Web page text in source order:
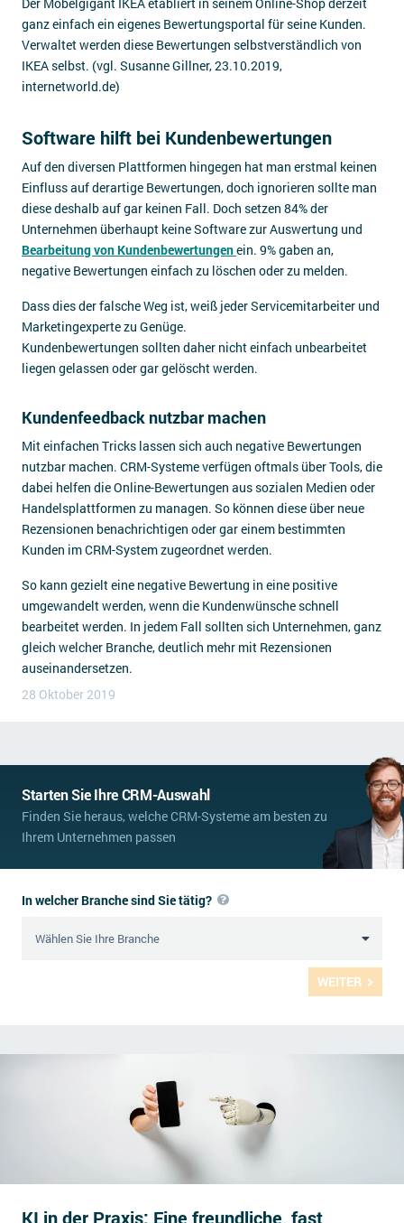
ganz einfach ein eigenes Bewertungsportal für seine Kunden.
Verwaltet werden diese Bewertungen selbstverständlich von
IKEA selbst. (vgl. Susanne Gillner, 23.10.2019,
internetworld.de)
Software hilft bei Kundenbewertungen
Auf den diversen Plattformen hingegen hat man erstmal keinen
Einfluss auf derartige Bewertungen, doch ignorieren sollte man
diese deshalb auf gar keinen Fall. Doch setzen 84% der
Unternehmen überhaupt keine Software zur Auswertung und
Bearbeitung von Kundenbewertungenein. 9% gaben an,
negative Bewertungen einfach zu löschen oder zu melden.
Dass dies der falsche Weg ist, weiß jeder Servicemitarbeiter und
Marketingexperte zu Genüge.
Kundenbewertungen sollten daher nicht einfach unbearbeitet
liegen gelassen oder gar gelöscht werden.
Kundenfeedback nutzbar machen
Mit einfachen Tricks lassen sich auch negative Bewertungen
nutzbar machen. CRM-Systeme verfügen oftmals über Tools, die
dabei helfen die Online-Bewertungen aus sozialen Medien oder
Handelsplattformen zu managen. So können diese über neue
Rezensionen benachrichtigen oder gar einem bestimmten
Kunden im CRM-System zugeordnet werden.
So kann gezielt eine negative Bewertung in eine positive
umgewandelt werden, wenn die Kundenwünsche schnell
bearbeitet werden. In jedem Fall sollten sich Unternehmen, ganz
gleich welcher Branche, deutlich mehr mit Rezensionen
auseinandersetzen.
28 Oktober 2019
Starten Sie Ihre CRM-Auswahl
Finden Sie heraus, welche CRM-Systeme am besten zu
Ihrem Unternehmen passen
WEITER
In welcher Branche sind Sie tätig?
KI in der Praxis: Eine freundliche, fast